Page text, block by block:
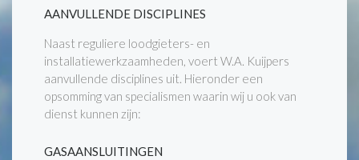
AANVULLENDE DISCIPLINES
Naast reguliere loodgieters- en
installatiewerkzaamheden, voert W.A. Kuijpers
aanvullende disciplines uit. Hieronder een
opsomming van specialismen waarin wij u ook van
dienst kunnen zijn:
GASAANSLUITINGEN